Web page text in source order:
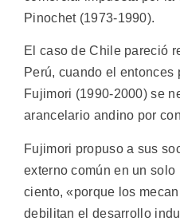
Pinochet (1973-1990).
El caso de Chile pareció
Perú, cuando el entonces
Fujimori (1990-2000) se
arancelario andino por
Fujimori propuso a sus
externo común en un
ciento, «porque los
debilitan el desarrollo